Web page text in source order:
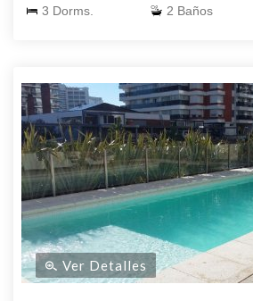
3 Dorms. 2 Baños
Ver Detalles